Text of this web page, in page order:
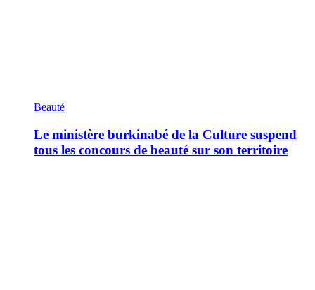
Beauté
Le ministère burkinabé de la Culture suspend
tous les concours de beauté sur son territoire